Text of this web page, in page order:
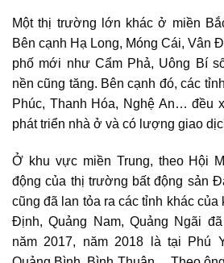
Một thị trường lớn khác ở miền
Bên cạnh Hạ Long, Móng Cái, Vân
phố mới như Cẩm Phả, Uông Bí
nền cũng tăng. Bên cạnh đó, các
Phúc, Thanh Hóa, Nghệ An… đều
phát triển nhà ở và có lượng giao
Ở khu vực miền Trung, theo Hội
động của thị trường bất động sản
cũng đã lan tỏa ra các tỉnh khác
Định, Quảng Nam, Quảng Ngãi
năm 2017, năm 2018 là tại Phú